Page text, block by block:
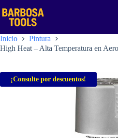
al
contenido
Inicio
Pintura
High Heat – Alta Temperatura en
¡Consulte por descuentos!